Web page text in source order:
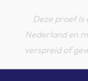
Deze proef is
Nederland en
verspreid of